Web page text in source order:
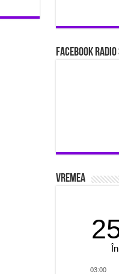
Facebook
Vremea
03:00